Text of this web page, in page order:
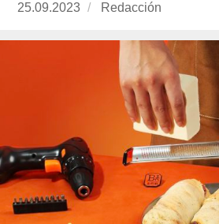
Publicado
25.09.2023 https://
Redacción